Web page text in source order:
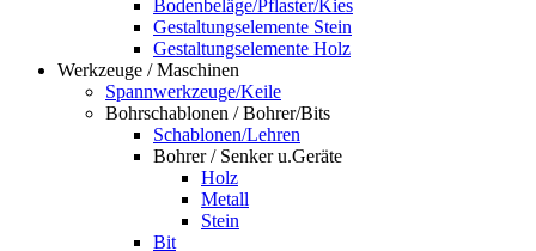
Bodenbeläge/Pflaster/Kies
Gestaltungselemente Stein
Gestaltungselemente Holz
Werkzeuge / Maschinen
Spannwerkzeuge/Keile
Bohrschablonen / Bohrer/Bits
Schablonen/Lehren
Bohrer / Senker u.Geräte
Holz
Metall
Stein
Bit